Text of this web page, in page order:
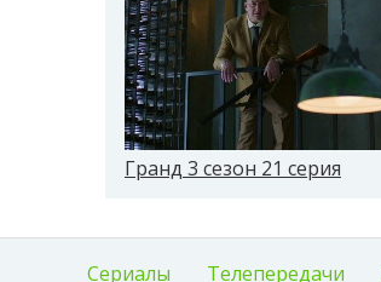
Гранд 3 сезон 21 серия
Сериалы Телепередачи